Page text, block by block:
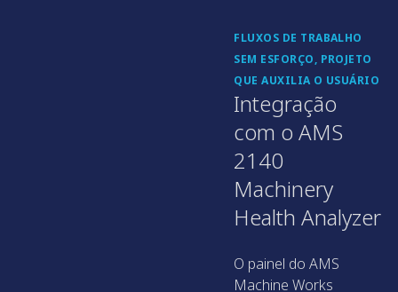
FLUXOS DE TRABALHO
SEM ESFORÇO, PROJETO
QUE AUXILIA O USUÁRIO
Integração
com o AMS
2140
Machinery
Health Analyzer
O painel do AMS
Machine Works